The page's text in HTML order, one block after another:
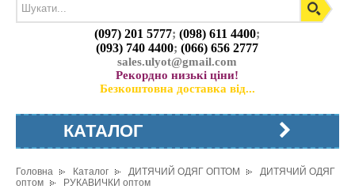
(097) 201 5777;(098) 611 4400;
(093) 740 4400;(066) 656 2777
sales.ulyot@gmail.com
Рекордно низькі ціни!
Безкоштовна доставка від...
КАТАЛОГ
Головна Каталог ДИТЯЧИЙ ОДЯГ ОПТОМ
ДИТЯЧИЙ ОДЯГ
оптом
РУКАВИЧКИ оптом